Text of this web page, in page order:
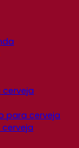
para cerveja